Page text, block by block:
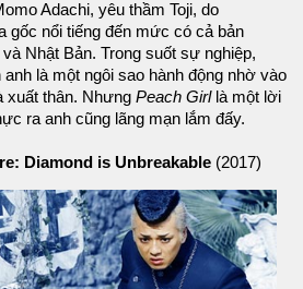
Adachi, yêu thầm Toji, do
gốc nổi tiếng đến mức có cả bản
Nhật Bản. Trong suốt sự nghiệp,
là một ngôi sao hành động nhờ vào
xuất thân. Nhưng Peach Girllà một lời
ra anh cũng lãng mạn lắm đấy.
Diamond is Unbreakable (2017)